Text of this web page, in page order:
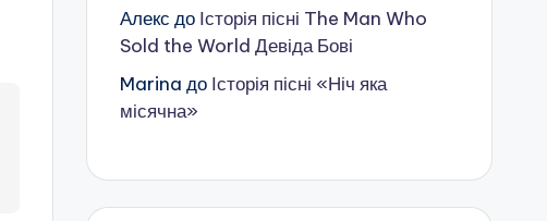
Алекс до Історія пісні The Man Who
Sold the World Девіда Бові
Marina до Історія пісні «Ніч яка
місячна»